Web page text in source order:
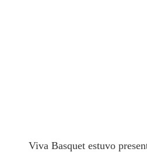
Viva Basquet estuvo